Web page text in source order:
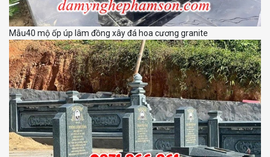
Mẫu40 mộ ốp úp lâm đồng xây đá hoa cương granite